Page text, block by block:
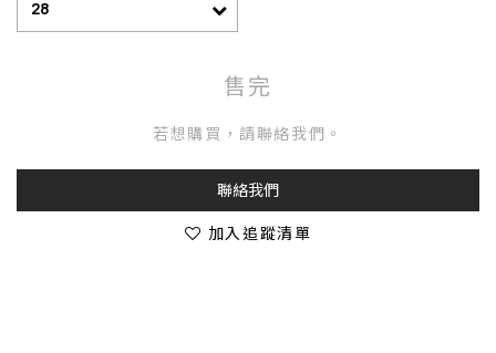
售完
若想購買，請聯絡我們。
聯絡我們
加入追蹤清單